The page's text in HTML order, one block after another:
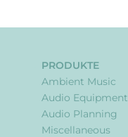
PRODUKTE
Ambient Music
Audio Equipment
Audio Planning
Miscellaneous